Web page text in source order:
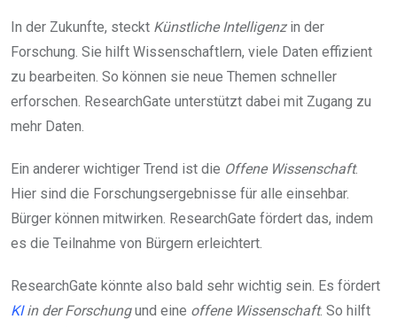
In der Zukunfte, steckt Künstliche Intelligenzin der
Forschung. Sie hilft Wissenschaftlern, viele Daten effizient
zu bearbeiten. So können sie neue Themen schneller
erforschen. ResearchGate unterstützt dabei mit Zugang zu
mehr Daten.
Ein anderer wichtiger Trend ist die Offene Wissenschaft.
Hier sind die Forschungsergebnisse für alle einsehbar.
Bürger können mitwirken. ResearchGate fördert das, indem
es die Teilnahme von Bürgern erleichtert.
ResearchGate könnte also bald sehr wichtig sein. Es fördert
KIin der Forschungund eine offene Wissenschaft. So hilft